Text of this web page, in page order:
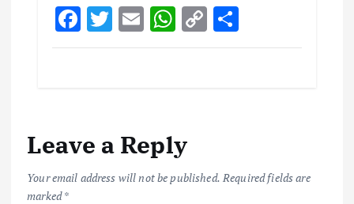
F
ac
o
k
T
w
E
m
W
h
p
p
C
o
k
S
h
Leave a Reply
Your email address will not be published. Required fields are
marked*